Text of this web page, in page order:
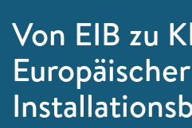
Von EIB zu
Europäischer